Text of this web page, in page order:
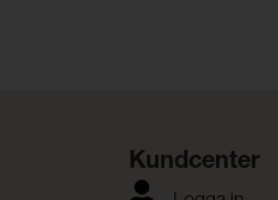
Kundcenter